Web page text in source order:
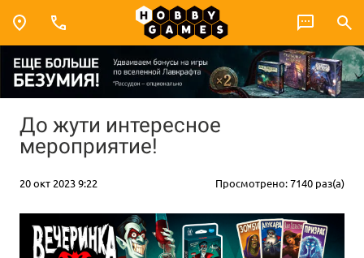
До жути интересное
мероприятие!
20 окт 2023 9:22 Просмотрено: 7140 раз(а)